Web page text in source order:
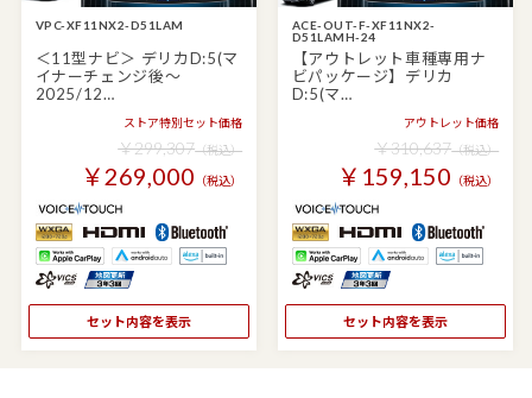
VPC-XF11NX2-D51LAM
＜11型ナビ＞ デリカD:5(マ
イナーチェンジ後～
2025/12…
ストア特別セット価格
￥299,307（税込）
￥269,000 （税込）
セット内容を表示
ACE-OUT-F-XF11NX2-
D51LAMH-24
【アウトレット車種専用ナ
ビパッケージ】デリカ
D:5(マ…
アウトレット価格
￥310,637（税込）
￥159,150 （税込）
セット内容を表示